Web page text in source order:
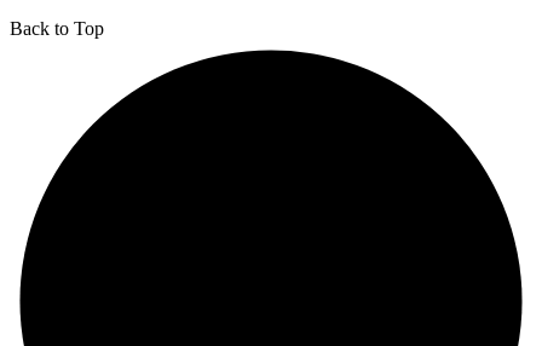
Back to Top